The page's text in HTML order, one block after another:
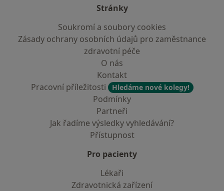
Stránky
Soukromí a soubory cookies
Zásady ochrany osobních údajů pro zaměstnance
zdravotní péče
O nás
Kontakt
Pracovní příležitosti
Hledáme nové kolegy!
Podmínky
Partneři
Jak řadíme výsledky vyhledávání?
Přístupnost
Pro pacienty
Lékaři
Zdravotnická zařízení